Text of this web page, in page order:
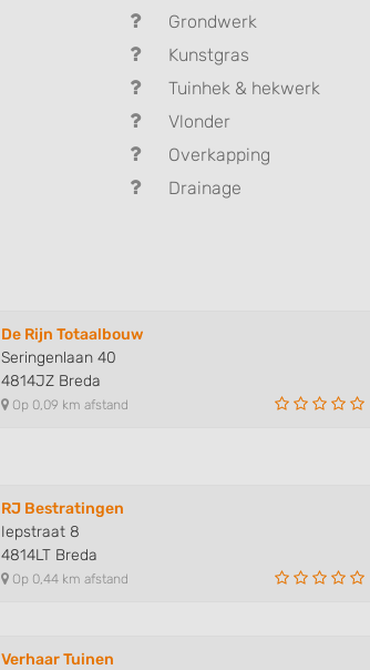
Grondwerk
Kunstgras
Tuinhek & hekwerk
Vlonder
Overkapping
Drainage
De Rijn Totaalbouw
Seringenlaan 40
4814JZ Breda
Op 0,09 km afstand
RJ Bestratingen
Iepstraat 8
4814LT Breda
Op 0,44 km afstand
Verhaar Tuinen